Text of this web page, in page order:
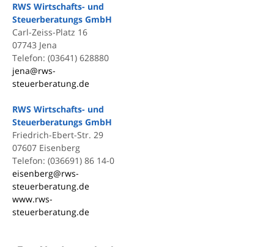
RWS Wirtschafts- und
Steuerberatungs GmbH
Carl-Zeiss-Platz 16
07743 Jena
Telefon: (03641) 628880
jena@rws-
steuerberatung.de
RWS Wirtschafts- und
Steuerberatungs GmbH
Friedrich-Ebert-Str. 29
07607 Eisenberg
Telefon: (036691) 86 14-0
eisenberg@rws-
steuerberatung.de
www.rws-
steuerberatung.de